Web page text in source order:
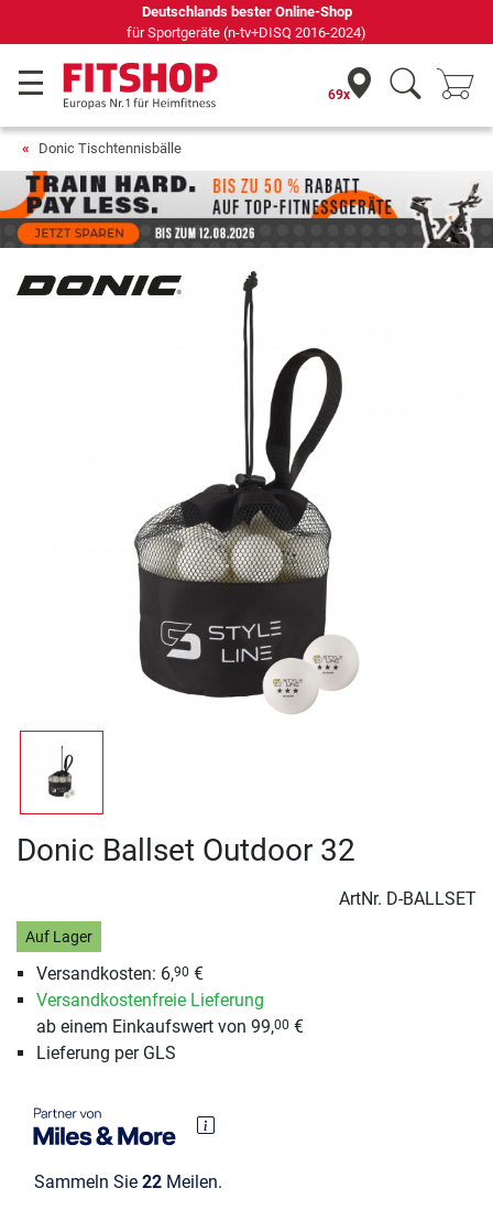
Deutschlands bester Online-Shop
für Sportgeräte (n-tv+DISQ 2016-2024)
69x
Donic Tischtennisbälle
Donic Ballset Outdoor 32
ArtNr. D-BALLSET
Auf Lager
Versandkosten: 6,90 €
Versandkostenfreie Lieferung
ab einem Einkaufswert von 99,00 €
Lieferung per GLS
Sammeln Sie 22 Meilen.